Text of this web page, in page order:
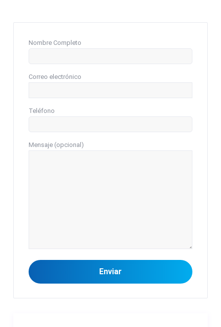
Nombre Completo
Correo electrónico
Teléfono
Mensaje (opcional)